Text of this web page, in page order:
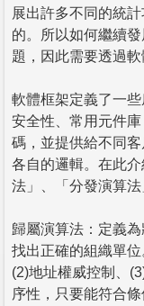
展出許多不同的統
的。所以如何繼續
題，因此需要透過軟
軟體框架定義了一
安全性、常用元件
碼，並提供給不同
各自的邏輯。在此
法」、「分發演算法
歸屬演算法：定義
找出正確的組織單位
(2)地址權威控制、
序性，只要能符合